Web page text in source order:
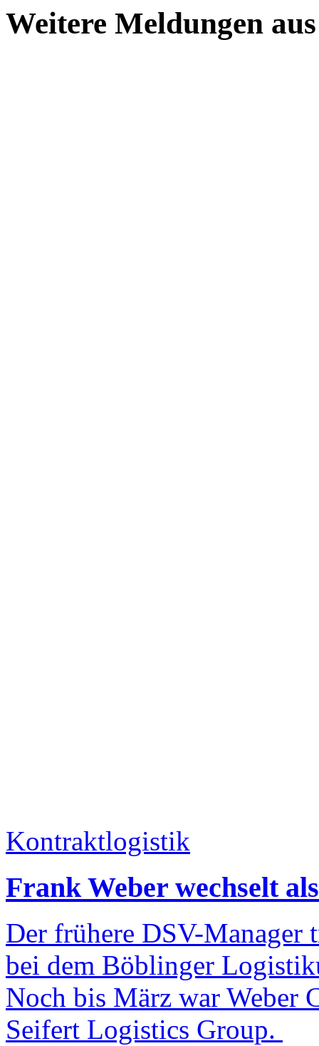
Weitere Meldungen
Kontraktlogistik
Frank Weber wechselt
Der frühere DSV-Manager
bei dem Böblinger
Noch bis März war Weber
Seifert Logistics Group.